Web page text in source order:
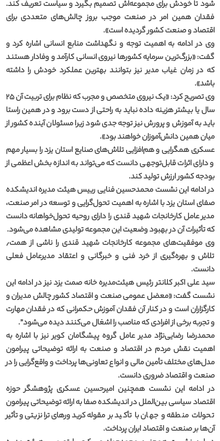
شود تا خودش برای مجموعه‌اش تصمیم بگیرد و سیاست تعریف کند.
فقدان همین امر در صنعت موجب بروز چالش‌های متعددی برای
اقتصاد و صنعت کشور گردیده است».
وی در ادامه به اهمیت توجه و نگهداشت منابع انسانی اشاره کرد و
گفت: «بزرگ‌ترین سرمایه کشورها نیروی انسانی کارآمد و وفادار هستند
که در زمان غیاب مدیر نیز بتوانند بهترین عملکرد خودش را داشته
باشد».
وی تصریح کرد: «یک نیروی متخصص و مجرب که نظام برای تربیت آن ۲۵
سال یا بیشتر هزینه داده نباید به راحتی از دست برود و در همین راستا
باید به آموزش و پرورش نیز توجه جدی شود زیرا مسئولان آینده کشور از
میان همین دانش‌آموزان خواهند بود».
عسکری همگرایی و هم‌افزایی تلاش‌های صنایع استان یزد را بسیار مهم
و دارای اثرات قابل‌توجهی دانست که می‌تواند به اندازه بخش اعظمی از
بودجه کشور ارزش تولید کند.
در ادامه این نشست محمدحسین فنایی رییس هیئت مدیره اندیشکده
صفای استان یزد با اشاره به اهمیت تحول‌گرایی و توسعه در امر صنعت،
مدیر عامل کارخانجات شهید قندی را دارای روحیه تحول‌خواهانه دانست
که تأثیرات آن در بهبود وضعیت این مجموعه تولیدی مشاهده می‌شود.
وی موفقیت‌های مجموعه کارخانجات شهید قندی را ناشی از همت٫
تلاش و بهره‌گیری از خرد فنی و خبرگانی و اعتقاد مدیرعامل فعلی
دانست.
سید علی اکبر کلانتر رئیس هیئت‌مدیره خانه صمت یزد نیز در ادامه این
نشست گفت: «معضل عمومی صنعت و اقتصاد کشور چالش مدیران و
کارگزاران است و در کنار آن فقدان آموزش حکمرانی که در فقدان مهارت
و تجربه برخی از افرادی که مناصب را اشغال می‌کنند دیده می‌شود”.
محمدرضا رضایی‌نژاد مدیر عامل گروه پیشگامان کویر نیز با اشاره به
اهمیت نقش مردم در اقتصاد و صنعت به ارائه توضیحاتی پیرامون
مدل‌های مختلف تأمین مالی و انواع تعاونی‌ها پرداخت و واقع‌گرایی را در
صنعت و اقتصاد ضروری دانست.
در ادامه این نشست همچنین امیرحسین عسکری پژوهشگر حوزه
اقتصاد سیاسی بین‌الملل در اندیشکده صفا به ارائه توضیحاتی پیرامون
تحولات منطقه و جهان با تأکید بر مقوله کریدورهای ترانزیتی و تأثیر
آن‌ها بر صنعت و اقتصاد ایران پرداخت.